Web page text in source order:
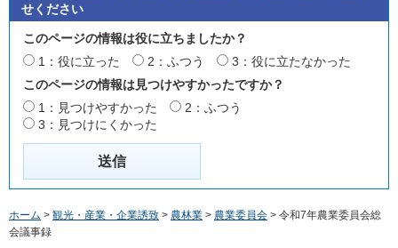
せください
このページの情報は役に立ちましたか？
1：役に立った
2：ふつう
3：役に立たなかった
このページの情報は見つけやすかったですか？
1：見つけやすかった
2：ふつう
3：見つけにくかった
ホーム > 観光・産業・企業誘致 > 農林業 > 農業委員会 > 令和7年農業委員会総
会議事録